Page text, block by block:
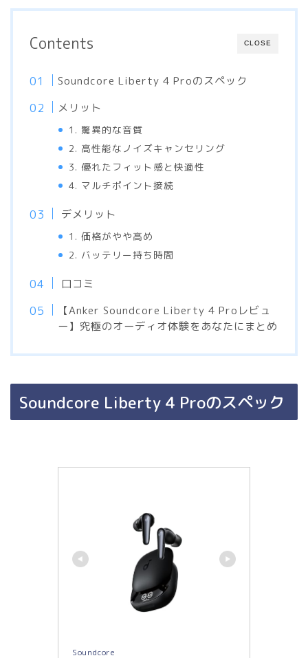
CLOSE
Contents
Soundcore Liberty 4 Proのスペック
メリット
1. 驚異的な音質
2. 高性能なノイズキャンセリング
3. 優れたフィット感と快適性
4. マルチポイント接続
デメリット
1. 価格がやや高め
2. バッテリー持ち時間
口コミ
【Anker Soundcore Liberty 4 Proレビュ
ー】究極のオーディオ体験をあなたにまとめ
Soundcore Liberty 4 Proのスペック
Soundcore